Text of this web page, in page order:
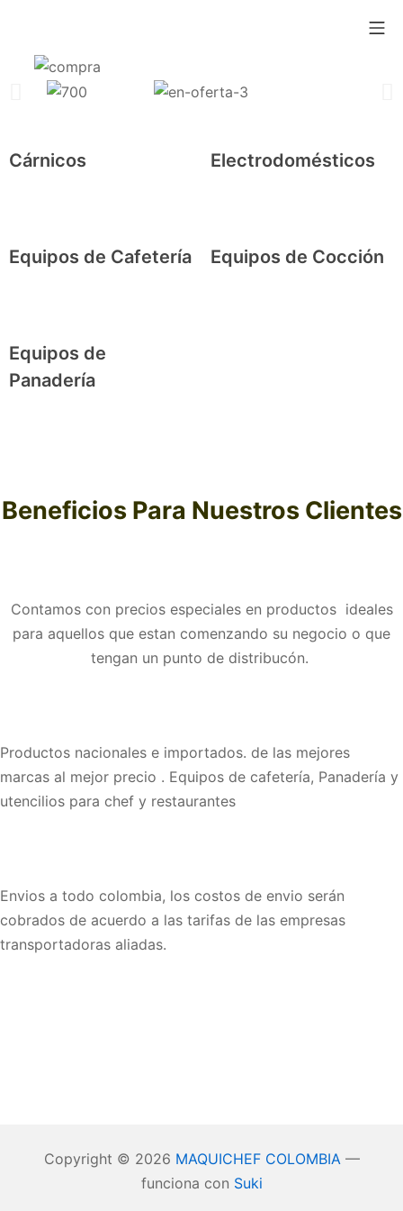
Cárnicos Electrodomésticos
Equipos de Cafetería Equipos de Cocción
Equipos de
Panadería
Beneficios Para Nuestros Clientes
Contamos con precios especiales en productos ideales
para aquellos que estan comenzando su negocio o que
tengan un punto de distribucón.
Productos nacionales e importados. de las mejores
marcas al mejor precio . Equipos de cafetería, Panadería y
utencilios para chef y restaurantes
Envios a todo colombia, los costos de envio serán
cobrados de acuerdo a las tarifas de las empresas
transportadoras aliadas.
Copyright © 2026 MAQUICHEF COLOMBIA—
funciona con Suki